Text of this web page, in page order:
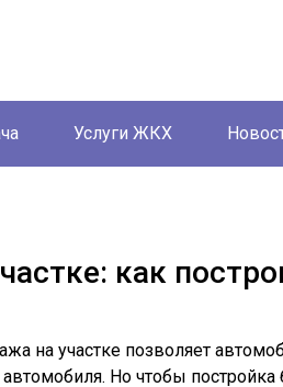
Услуги ЖКХ
как
на участке позволяет
Но чтобы